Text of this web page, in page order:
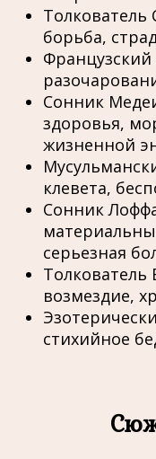
борьба,
Сонник
здоровья,
жизненной
клевета,
Сонник
серьезная
возмездие,
стихийное